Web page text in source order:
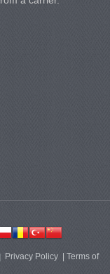
Privacy Policy| Terms of